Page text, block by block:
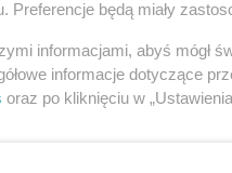
ostatniego cesarza
Natomiast zegarek
w 2017 roku - za 5
Preferencje będą miały
informacjami, abyś mógł
informacje dotyczące
oraz po kliknięciu w